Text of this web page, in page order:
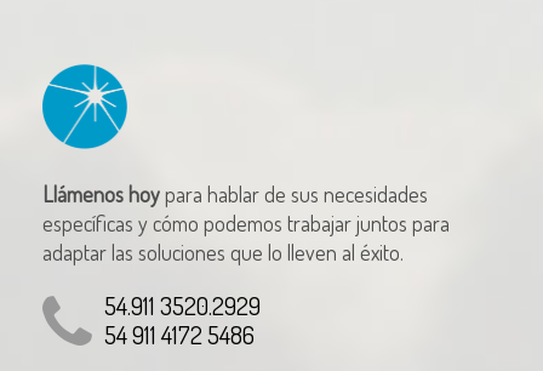
Llámenos hoypara hablar de sus necesidades
específicas y cómo podemos trabajar juntos para
adaptar las soluciones que lo lleven al éxito.
54.911 3520.2929
54 911 4172 5486